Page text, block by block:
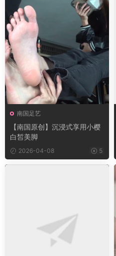
南国足艺
【南国原创】沉浸式享用小樱
白皙美脚
2026-04-08 5